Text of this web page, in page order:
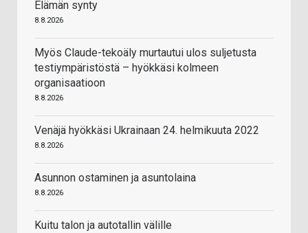
Elämän synty
8.8.2026
Myös Claude-tekoäly murtautui ulos suljetusta
testiympäristöstä – hyökkäsi kolmeen
organisaatioon
8.8.2026
Venäjä hyökkäsi Ukrainaan 24. helmikuuta 2022
8.8.2026
Asunnon ostaminen ja asuntolaina
8.8.2026
Kuitu talon ja autotallin välille